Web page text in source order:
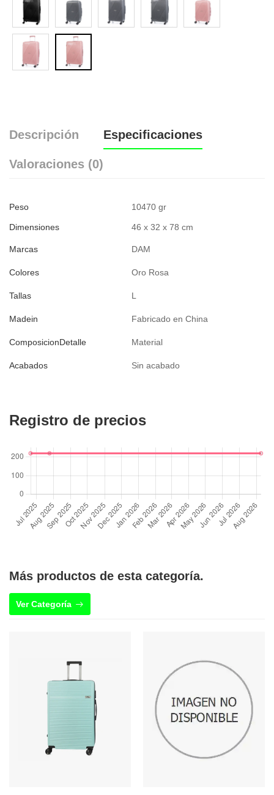
Descripción Especificaciones
Valoraciones (0)
Peso 10470 gr
Dimensiones 46 x 32 x 78 cm
Marcas DAM
Colores Oro Rosa
Tallas L
Madein Fabricado en China
ComposicionDetalle Material
Acabados Sin acabado
Registro de precios
Más productos de esta categoría.
Ver Categoría